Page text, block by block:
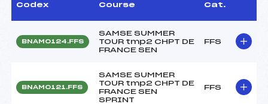
Codex Course Cat.
BNAM0124.FFS
SAMSE SUMMER
TOUR tmp2 CHPT DE
FRANCE SEN
FFS
BNAM0121.FFS
SAMSE SUMMER
TOUR tmp2 CHPT DE
FRANCE SEN
SPRINT
FFS